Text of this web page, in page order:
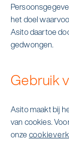
het doel
Asito daartoe
gedwongen.
Gebruik
Asito maakt bij
van cookies.
onze